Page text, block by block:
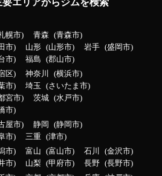
幌市 青森
青森市
市 山形 山形市 岩手
盛岡市
市 福島 郡山市
区 神奈川
横浜市
市 埼玉
さいたま市
宮市 茨城
水戸市
市
屋市 静岡
静岡市
市 三重 津市
市 富山 富山市 石川
金沢市
市 山梨 甲府市 長野 長野市